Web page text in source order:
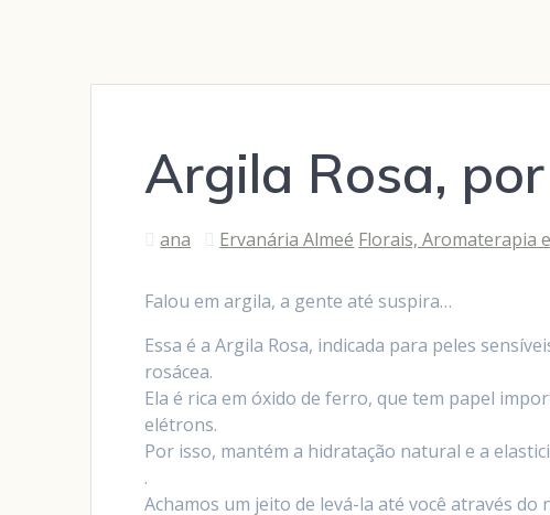
Argila Rosa,
ana Ervanária Almeé Florais, Aromaterapia
Falou em argila, a gente até suspira…
Essa é a Argila Rosa, indicada para peles
rosácea.
Ela é rica em óxido de ferro, que tem papel
elétrons.
Por isso, mantém a hidratação natural e a
.
Achamos um jeito de levá-la até você através do